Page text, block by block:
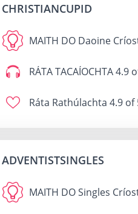
CHRISTIANCUPID
MAITH DO Daoine
RÁTA TACAÍOCHTA4.9
Ráta Rathúlachta 4.9 of
ADVENTISTSINGLES
MAITH DOSingles